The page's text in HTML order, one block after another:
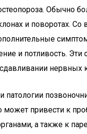
Обычно
и поворотах. Со
и потливость.
нервных
патологии
может привести к
а также к